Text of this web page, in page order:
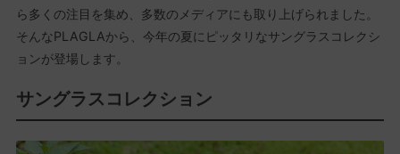
ら多くの注目を集め、多数のメディアにも取り上げられました。
そんなPLAGLAから、今年の夏にピッタリなサングラスコレクシ
ョンが登場します。
サングラスコレクション